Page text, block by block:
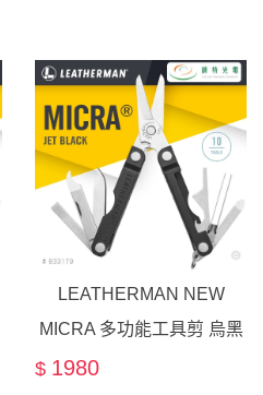
LEATHERMAN NEW
MICRA 多功能工具剪 烏黑
色 #833179
$ 1980